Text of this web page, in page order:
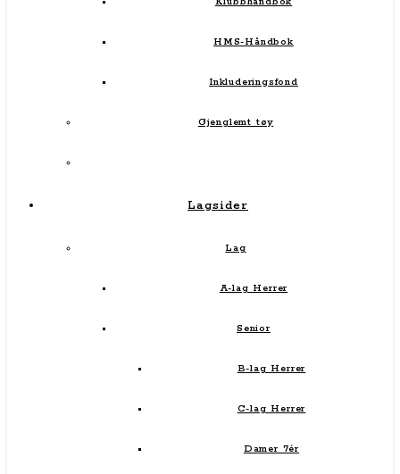
HMS-Håndbok
Inkluderingsfond
Gjenglemt tøy
Lagsider
Lag
A-lag Herrer
Senior
B-lag Herrer
C-lag Herrer
Damer 7ér